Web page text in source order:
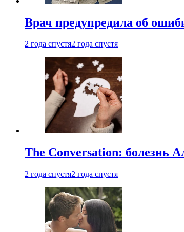
Врач предупредила об
2 года спустя2 года спустя
The Conversation: болезнь
2 года спустя2 года спустя